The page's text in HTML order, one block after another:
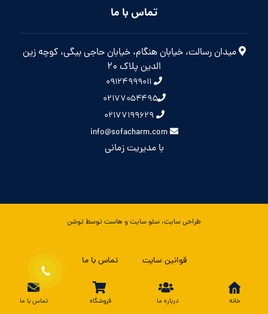
تماس با ما
میدان رسالت، خیابان هنگام، خیابان حاجی بیگی، کوچه زین
الدین پلاک 20
۰۲۱۷۷۰۵۴۴۹۵
۰۲۱۷۷۱۹۹۶۲۹
info@sofacharm.com
با مدیریت زمانی
طراحی سایت، سئو سایت و هاست توسط توشن
تماس با ما قوانین سایت
خانه درباره ما فروشگاه تماس با ما